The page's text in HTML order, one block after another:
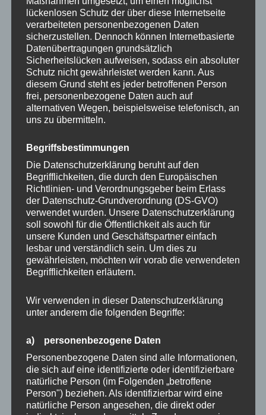
gewählt
werden
Dieses
Produkt
weist
mehrere
Varianten
auf.
Optionen
können
auf
der
Produktseite
gewählt
werden
Connector für 2in1
24,50€
Dieses
Produkt
auf.
gewählt
22,00€
Dieses
Produkt
mehrere
Varianten
Die
Optionen
können
auf
der
DUO Case FUCHSIA inkl.
Connector für 2in1
Handykette
24,50€
können
DUO Case SAND für 2in1
Handykette
22,00€
lückenlosen Schutz der über diese Internetseite
verarbeiteten personenbezogenen Daten
sicherzustellen. Dennoch können Internetbasierte
Datenübertragungen grundsätzlich
Sicherheitslücken aufweisen, sodass ein absoluter
Schutz nicht gewährleistet werden kann. Aus
diesem Grund steht es jeder betroffenen Person
frei, personenbezogene Daten auch auf
alternativen Wegen, beispielsweise telefonisch, an
uns zu übermitteln.
Begriffsbestimmungen
Die Datenschutzerklärung beruht auf den
Begrifflichkeiten, die durch den Europäischen
Richtlinien- und Verordnungsgeber beim Erlass
der Datenschutz-Grundverordnung (DS-GVO)
verwendet wurden. Unsere Datenschutzerklärung
soll sowohl für die Öffentlichkeit als auch für
unsere Kunden und Geschäftspartner einfach
lesbar und verständlich sein. Um dies zu
gewährleisten, möchten wir vorab die verwendeten
Begrifflichkeiten erläutern.
Wir verwenden in dieser Datenschutzerklärung
unter anderem die folgenden Begriffe:
a) personenbezogene Daten
Personenbezogene Daten sind alle Informationen,
die sich auf eine identifizierte oder identifizierbare
natürliche Person (im Folgenden „betroffene
Person") beziehen. Als identifizierbar wird eine
natürliche Person angesehen, die direkt oder